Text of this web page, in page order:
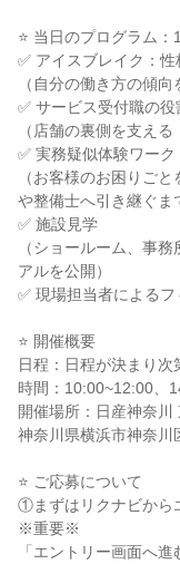
⭐ 当日のプログラム：
✅ アイスブレイク：性
（自分の働き方の傾
✅ サービス受付職の役
（店舗の裏側を支え
✅ 実務疑似体験ワーク
（お客様のお困りご
や整備士へ引き継ぐま
✅ 施設見学
（ショールーム、事
アルを公開）
✅ 現場担当者による
⭐ 開催概要
日程：日程が決まり次
時間：10:00~12:00、
開催場所：日産神奈川
神奈川県横浜市神奈川
⭐ ご応募について
①まずはリクナビから
※重要※
「エントリー画面へ